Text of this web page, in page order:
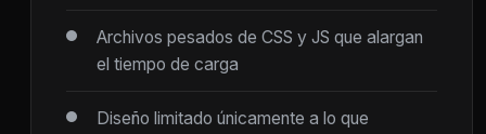
Archivos pesados de CSS y JS que alargan
el tiempo de carga
Diseño limitado únicamente a lo que